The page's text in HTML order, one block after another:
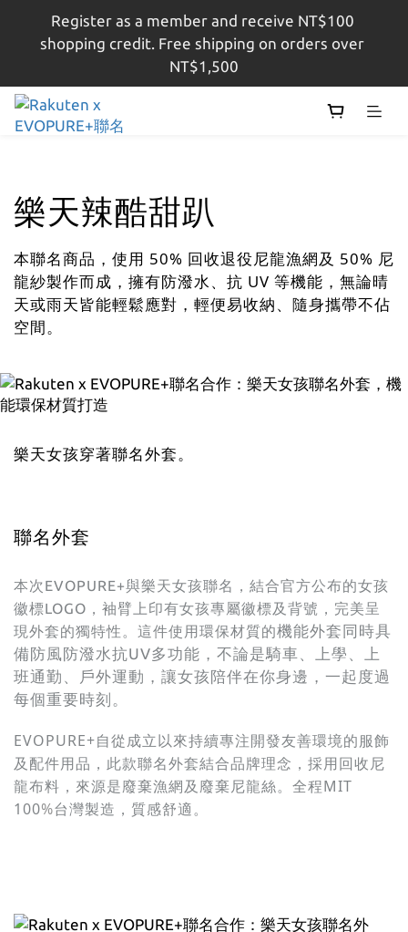
註冊會員即贈$100購物金，結帳金額滿$1,500即享免
運
Register as a member and receive NT$100
shopping credit. Free shipping on orders over
NT$1,500
註冊會員即贈$100購物金，結帳金額滿$1,500即享免
樂天辣酷甜趴
本聯名商品，使用 50% 回收退役尼龍漁網及 50% 尼
龍紗製作而成，擁有防潑水、抗 UV 等機能，無論晴
天或雨天皆能輕鬆應對 ， 輕便易收納、隨身攜帶不佔
空間。
樂天女孩穿著聯名外套。
聯名外套
本次EVOPURE+與樂天女孩聯名，結合官方公布的女孩
徽標LOGO，袖臂上印有女孩專屬徽標及背號，完美呈
現外套的獨特性。這件使用環保材質的機能外套同時具
備防風防潑水抗UV多功能，不論是騎車、上學、上
班通勤、戶外運動，讓女孩陪伴在你身邊，一起度過
每個重要時刻。
EVOPURE+自從成立以來持續專注開發友善環境的服飾
及配件用品，此款聯名外套結合品牌理念，採用回收尼
龍布料，來源是廢棄漁網及廢棄尼龍絲。全程MIT
100%台灣製造，質感舒適。